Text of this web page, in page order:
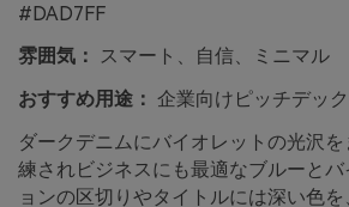
#DAD7FF
雰囲気： スマート、自信、ミニマル
おすすめ用途： 企業向けピッチデック
ダークデニムにバイオレットの光沢
練されビジネスにも最適なブルーと
ョンの区切りやタイトルには深い色